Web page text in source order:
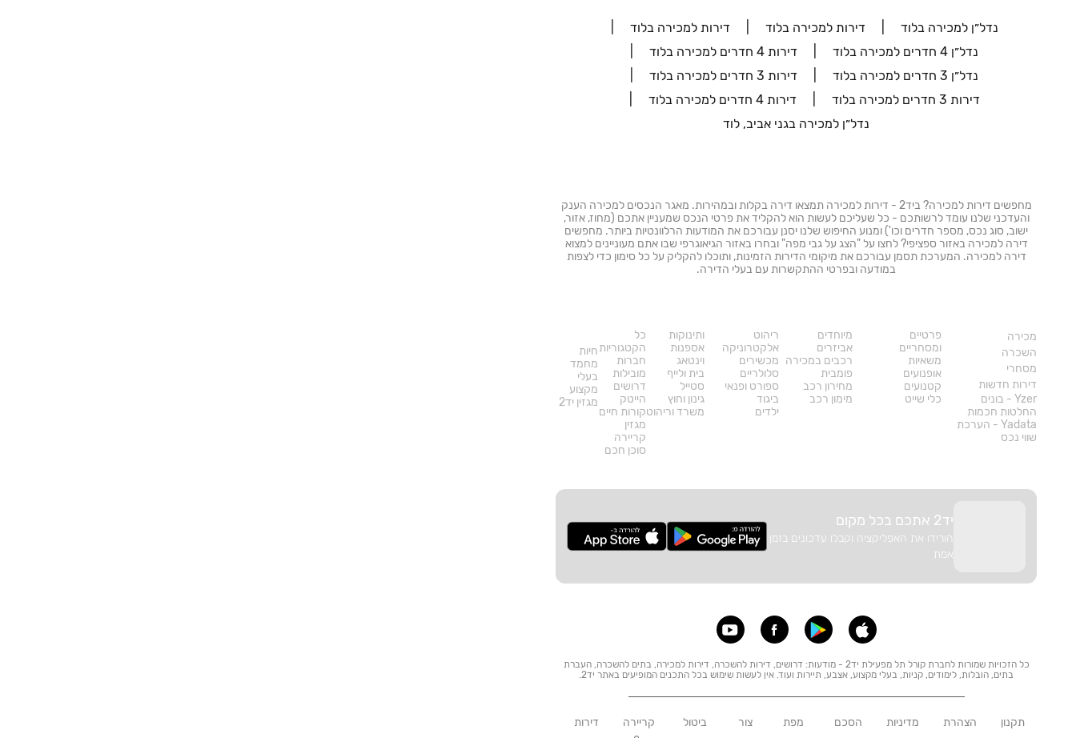
נדל״ן למכירה בלוד דירות למכירה בלוד
דירות למכירה בלוד
נדל״ן 4 חדרים למכירה בלוד
דירות 4 חדרים למכירה בלוד
נדל״ן 3 חדרים למכירה בלוד
דירות 3 חדרים למכירה בלוד
דירות 3 חדרים למכירה בלוד
דירות 4 חדרים למכירה בלוד
נדל״ן למכירה בגני אביב, לוד
מחפשים דירות למכירה? ביד2 - דירות למכירה תמצאו דירה בקלות ובמהירות. מאגר הנכסים למכירה הענק
והעדכני שלנו עומד לרשותכם - כל שעליכם לעשות הוא להקליד את פרטי הנכס שמעניין אתכם (מחוז, אזור,
ישוב, סוג נכס, מספר חדרים וכו') ומנוע החיפוש שלנו יסנן עבורכם את המודעות הרלוונטיות ביותר. מחפשים
דירה למכירה באזור ספציפי? לחצו על "הצג על גבי מפה" ובחרו באזור הגיאוגרפי שבו אתם מעוניינים למצוא
דירה למכירה. המערכת תסמן עבורכם את מיקומי הדירות הזמינות, ותוכלו להקליק על כל סימון כדי לצפות
במודעה ובפרטי ההתקשרות עם בעלי הדירה.
מכירה
השכרה
מסחרי
דירות חדשות
Yzer - בונים
החלטות חכמות
Yadata - הערכת
שווי נכס
פרטיים
ומסחריים
משאיות
אופנועים
קטנועים
כלי שייט
מיוחדים
אביזרים
רכבים במכירה
פומבית
מחירון רכב
מימון רכב
ריהוט
אלקטרוניקה
מכשירים
סלולריים
ספורט ופנאי
ביגוד
ילדים
ותינוקות
אספנות
וינטאג
בית ולייף
סטייל
גינון וחוץ
משרד וריהוט
כל
הקטגוריות
חברות
מובילות
דרושים
הייטק
קורות חיים
מגזין
קריירה
סוכן חכם
חיות
מחמד
בעלי
מקצוע
מגזין יד2
יד2 אתכם בכל מקום
הורידו את האפליקציה וקבלו עדכונים בזמן
אמת
כל הזכויות שמורות לחברת קורל תל מפעילת יד2 - מודעות: דרושים, דירות להשכרה, דירות למכירה, בתים להשכרה, העברת
בתים, הובלות, לימודים, קניות, בעלי מקצוע, אצבע, תיירות ועוד. אין לעשות שימוש בכל התכנים המופיעים באתר יד2.
תקנון
הצהרת
מדיניות
הסכם
מפת
צור
ביטול
קריירה
דירות